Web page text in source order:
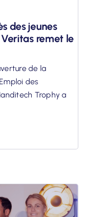
des jeunes
remet le
de la
des
Trophy a